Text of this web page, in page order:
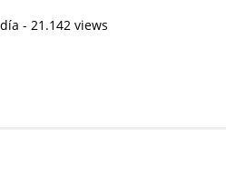
- 21.142 views